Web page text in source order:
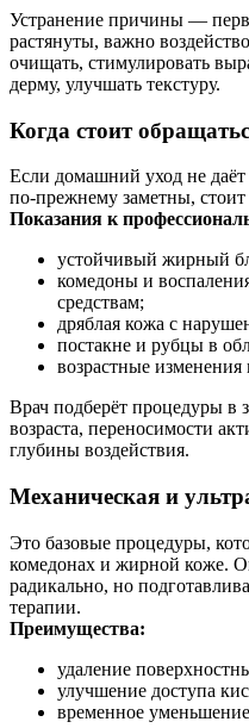
Устранение причины —
растянуты, важно
очищать, стимулировать
дерму, улучшать текстуру.
Когда стоит
Если домашний уход не
по-прежнему заметны, стоит
Показания к
устойчивый жирный
комедоны и
средствам;
дряблая кожа с
постакне и рубцы в
возрастные
Врач подберёт процедуры в
возраста, переносимости
глубины воздействия.
Механическая и
Это базовые процедуры,
комедонах и жирной коже.
радикально, но
терапии.
Преимущества:
удаление
улучшение доступа
временное